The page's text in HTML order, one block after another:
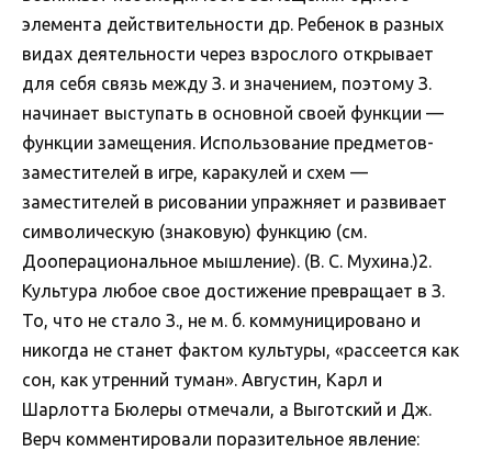
элемента действительности др. Ребенок в разных
видах деятельности через взрослого открывает
для себя связь между З. и значением, поэтому З.
начинает выступать в основной своей функции —
функции замещения. Использование предметов-
заместителей в игре, каракулей и схем —
заместителей в рисовании упражняет и развивает
символическую (знаковую) функцию (см.
Дооперациональное мышление). (В. С. Мухина.)2.
Культура любое свое достижение превращает в З.
То, что не стало З., не м. б. коммуницировано и
никогда не станет фактом культуры, «рассеется как
сон, как утренний туман». Августин, Карл и
Шарлотта Бюлеры отмечали, а Выготский и Дж.
Верч комментировали поразительное явление: